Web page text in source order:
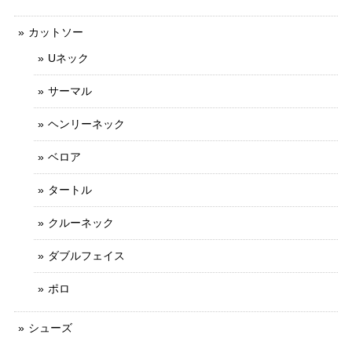
カットソー
Uネック
サーマル
ヘンリーネック
ベロア
タートル
クルーネック
ダブルフェイス
ポロ
シューズ